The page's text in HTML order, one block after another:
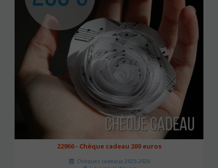
22906 - Chèque cadeau 200 euros
Chèques cadeaux 2025-2026